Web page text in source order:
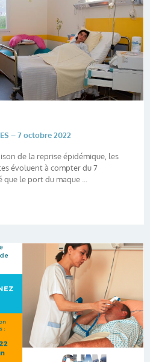
– 7 octobre 2022
de la reprise épidémique, les
évoluent à compter du 7
le port du maque ...